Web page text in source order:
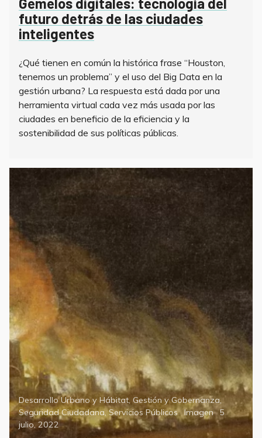
futuro detrás de las ciudades
inteligentes
¿Qué tienen en común la histórica frase “Houston,
tenemos un problema” y el uso del Big Data en la
gestión urbana? La respuesta está dada por una
herramienta virtual cada vez más usada por las
ciudades en beneficio de la eficiencia y la
sostenibilidad de sus políticas públicas.
Categorías
Desarrollo Urbano y Hábitat, Gestión y Gobernanza,
Seguridad Ciudadana,Servicios Públicos Format
Imagen Posted
5
julio, 2022